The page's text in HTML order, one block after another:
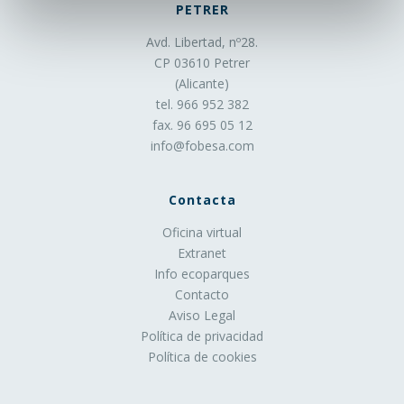
3. En función de la finalidad de la cookie:
Cookies de análisis: Son aquéllas que bien tratadas
por nosotros o por terceros, nos permiten cuantificar el
número de usuarios y así realizar la medición y análisis
servicio ofertado. Para ello se analiza su navegación en
productos o servicios que le ofrecemos.
: Son aquéllas que permiten la
gestión, de la forma más eficaz posible, de los espacios
publicitarios que, en su caso, el editor haya incluido en
una página web, aplicación o plataforma desde la que
presta el servicio solicitado en base a criterios como el
PETRER
Avd. Libertad, nº28.
CP 03610 Petrer
(Alicante)
tel. 966 952 382
fax. 96 695 05 12
info@fobesa.com
Contacta
Oficina virtual
Extranet
Info ecoparques
Contacto
Aviso Legal
Política de privacidad
Política de cookies